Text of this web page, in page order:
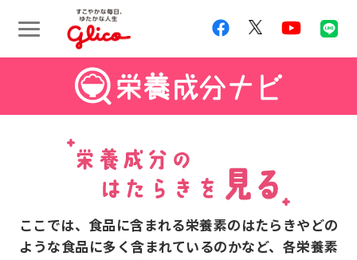
ここでは、食品に含まれる栄養素のはたらきやどの
ような食品に多く含まれているのかなど、各栄養素